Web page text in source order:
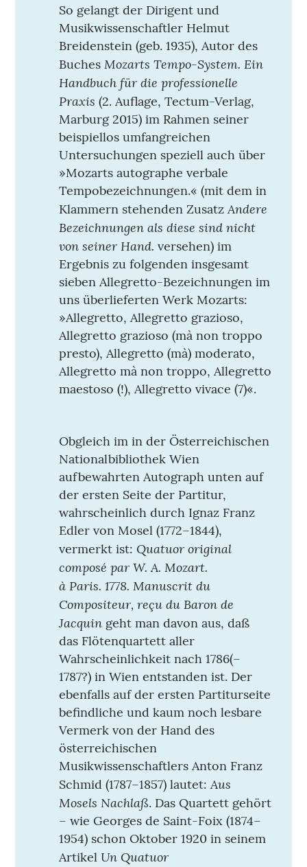
So gelangt der Dirigent und
Musikwissenschaftler Helmut
Breidenstein (geb. 1935), Autor des
Buches Mozarts Tempo-System. Ein
Handbuch für die professionelle
Praxis (2. Auflage, Tectum-Verlag,
Marburg 2015) im Rahmen seiner
beispiellos umfangreichen
Untersuchungen speziell auch über
»Mozarts autographe verbale
Tempobezeichnungen.« (mit dem in
Klammern stehenden ZusatzAndere
Bezeichnungen als diese sind nicht
von seiner Hand. versehen) im
Ergebnis zu folgenden insgesamt
sieben Allegretto-Bezeichnungen im
uns überlieferten Werk Mozarts:
»Allegretto, Allegretto grazioso,
Allegretto grazioso (mà non troppo
presto), Allegretto (mà) moderato,
Allegretto mà non troppo, Allegretto
maestoso (!), Allegretto vivace (7)«.
Obgleich im in der Österreichischen
Nationalbibliothek Wien
aufbewahrten Autograph unten auf
der ersten Seite der Partitur,
wahrscheinlich durch Ignaz Franz
Edler von Mosel (1772–1844),
vermerkt ist: Quatuor original
composé par W. A. Mozart.
à Paris. 1778. Manuscrit du
Compositeur, reçu du Baron de
Jacquingeht man davon aus, daß
das Flötenquartett aller
Wahrscheinlichkeit nach 1786(–
1787?) in Wien entstanden ist. Der
ebenfalls auf der ersten Partiturseite
befindliche und kaum noch lesbare
Vermerk von der Hand des
österreichischen
Musikwissenschaftlers Anton Franz
Schmid (1787–1857) lautet:Aus
Mosels Nachlaß. Das Quartett gehört
– wie Georges de Saint-Foix (1874–
1954) schon Oktober 1920 in seinem
Artikel Un Quatuor